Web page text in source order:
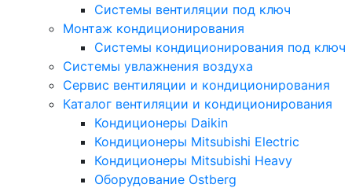
Системы вентиляции под ключ
Монтаж кондиционирования
Системы кондиционирования под ключ
Системы увлажнения воздуха
Сервис вентиляции и кондиционирования
Каталог вентиляции и кондиционирования
Кондиционеры Daikin
Кондиционеры Mitsubishi Electric
Кондиционеры Mitsubishi Heavy
Оборудование Ostberg